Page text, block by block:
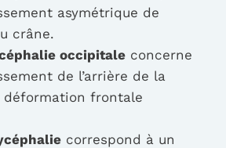
asymétrique de
crâne.
occipitaleconcerne
de l’arrière de la
déformation frontale
correspond à un